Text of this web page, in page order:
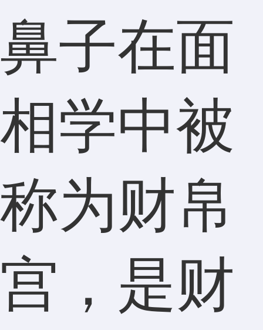
鼻子在面
相学中被
称为财帛
宫，是财